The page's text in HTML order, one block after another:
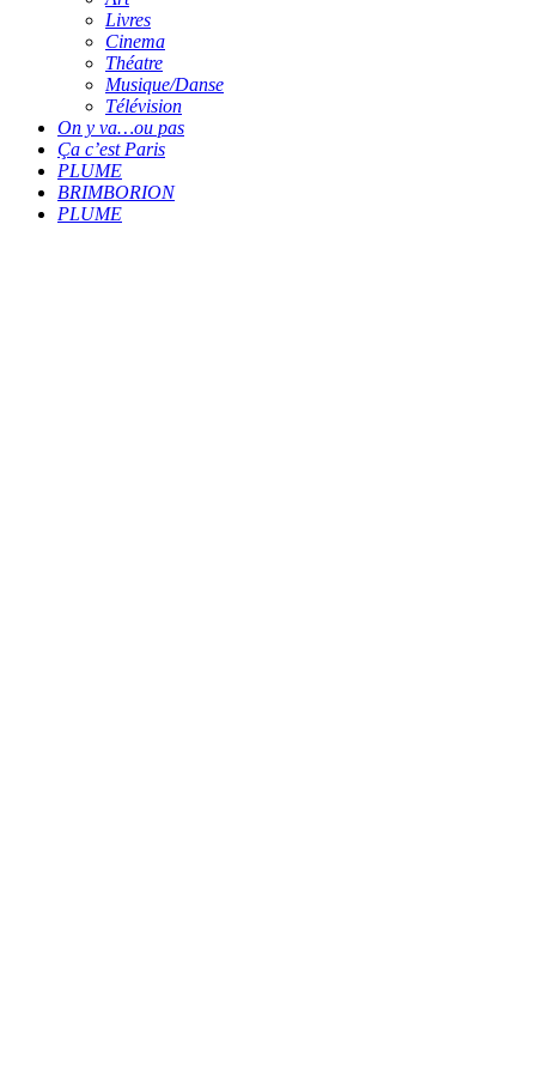
Livres
Cinema
Théatre
Musique/Danse
Télévision
On y va…ou pas
Ça c’est Paris
PLUME
BRIMBORION
PLUME